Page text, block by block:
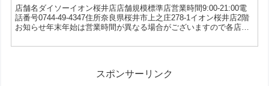
店舗名ダイソーイオン桜井店店舗規模標準店営業時間9:00-21:00電
話番号0744-49-4347住所奈良県桜井市上之庄278-1イオン桜井店2階
お知らせ年末年始は営業時間が異なる場合がございますので各店舗
ーン、au三太郎の日
スポンサーリンク